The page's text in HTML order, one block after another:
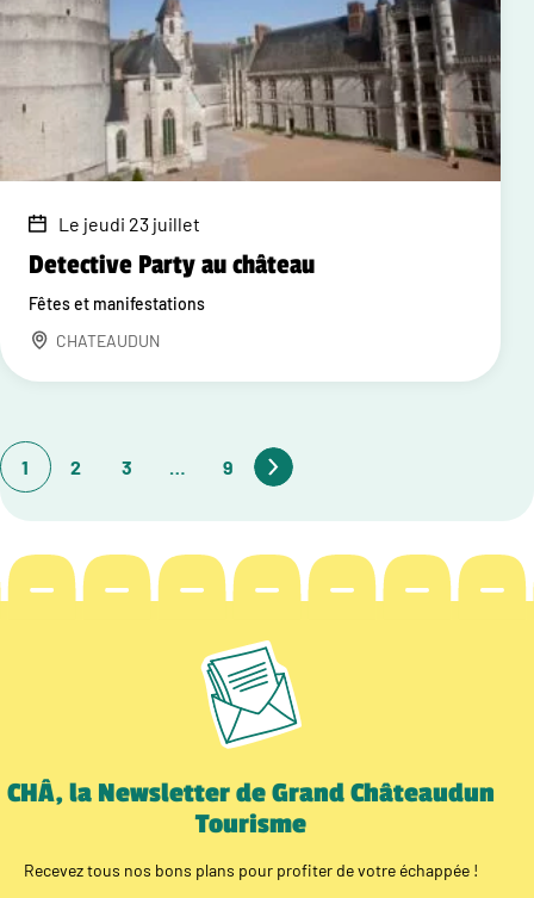
Le jeudi 23 juillet
Detective Party au château
Fêtes et manifestations
CHATEAUDUN
1 2 3 … 9
CHÂ, la Newsletter de Grand Châteaudun
Tourisme
Recevez tous nos bons plans pour profiter de votre échappée !